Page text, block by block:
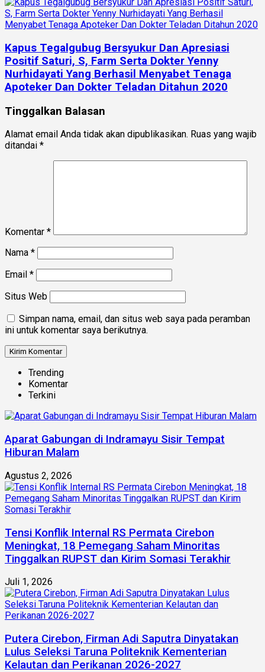
Kapus Tegalgubug Bersyukur Dan Apresiasi
Positif Saturi, S, Farm Serta Dokter Yenny
Nurhidayati Yang Berhasil Menyabet Tenaga
Apoteker Dan Dokter Teladan Ditahun 2020
Tinggalkan Balasan
Alamat email Anda tidak akan dipublikasikan. Ruas yang wajib
ditandai *
Komentar *
Nama *
Email *
Situs Web
Simpan nama, email, dan situs web saya pada peramban
ini untuk komentar saya berikutnya.
Trending
Komentar
Terkini
Aparat Gabungan di Indramayu Sisir Tempat
Hiburan Malam
Agustus 2, 2026
Tensi Konflik Internal RS Permata Cirebon
Meningkat, 18 Pemegang Saham Minoritas
Tinggalkan RUPST dan Kirim Somasi Terakhir
Juli 1, 2026
Putera Cirebon, Firman Adi Saputra Dinyatakan
Lulus Seleksi Taruna Politeknik Kementerian
Kelautan dan Perikanan 2026-2027